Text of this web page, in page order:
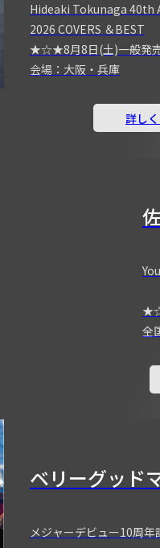
Hideaki Tokunaga 40th
2026 COVERS ＆BEST
★☆★8月8日(土)一般
会場：大阪・兵庫
詳し
全
ベリーグッド
メジャーデビュー10周